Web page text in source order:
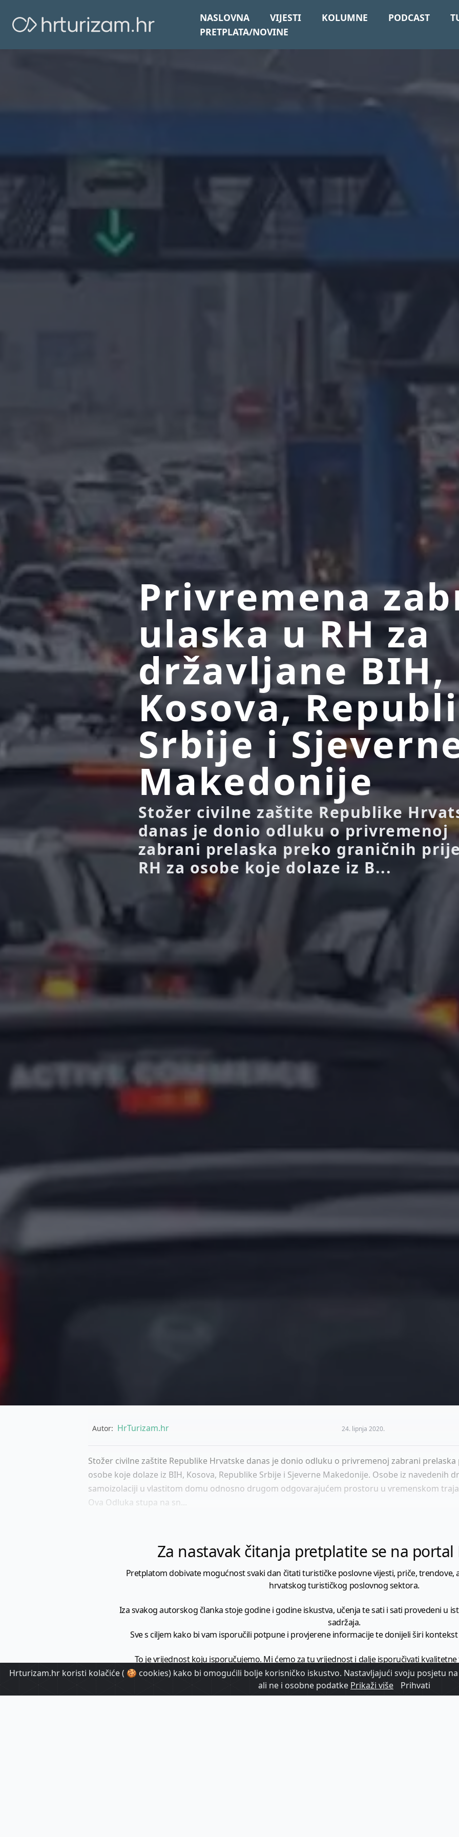
NASLOVNA VIJESTI KOLUMNE PODCAST
PRETPLATA/NOVINE
Privremena
ulaska u RH za
državljane BIH,
Kosova,
Srbije i
Makedonije
Stožer civilne zaštite Republike
danas je donio odluku o privremenoj
zabrani prelaska preko graničnih
RH za osobe koje dolaze iz B...
Autor: HrTurizam.hr 24. lipnja 2020.
Stožer civilne zaštite Republike Hrvatske danas je donio odluku o privremenoj zabrani
osobe koje dolaze iz BIH, Kosova, Republike Srbije i Sjeverne Makedonije. Osobe iz navedenih
samoizolaciji u vlastitom domu odnosno drugom odgovarajućem prostoru u vremenskom
Ova Odluka stupa na sn...
Za nastavak čitanja pretplatite se na
Pretplatom dobivate mogućnost svaki dan čitati turističke poslovne vijesti, priče, trendove,
hrvatskog turističkog poslovnog sektora.
Iza svakog autorskog članka stoje godine i godine iskustva, učenja te sati i sati provedeni u
sadržaja.
Sve s ciljem kako bi vam isporučili potpune i provjerene informacije te donijeli širi
To je vrijednost koju isporučujemo. Mi ćemo za tu vrijednost i dalje isporučivati
minimalno1728 članaka godišnje.
HrTurizam - vaš izvor informacija iz poslovnog svijeta hrvatskog
Hrturizam.hr koristi kolačiće ( 🍪 cookies) kako bi omogućili bolje korisničko iskustvo. Nastavljajući svoju posjetu
ali ne i osobne podatke Prikaži više Prihvati